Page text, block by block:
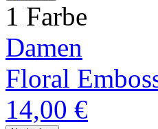
1 Farbe
Damen
Floral
14,00 €